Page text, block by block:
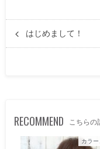
はじめまして！
RECOMMEND こちらの
カラ